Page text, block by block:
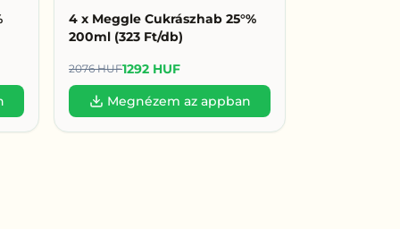
4 x Meggle Cukrászhab 25°%
200ml (323 Ft/db)
2076 HUF1292 HUF
Megnézem az appban